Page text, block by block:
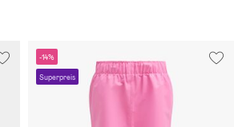
-14%
Superpreis